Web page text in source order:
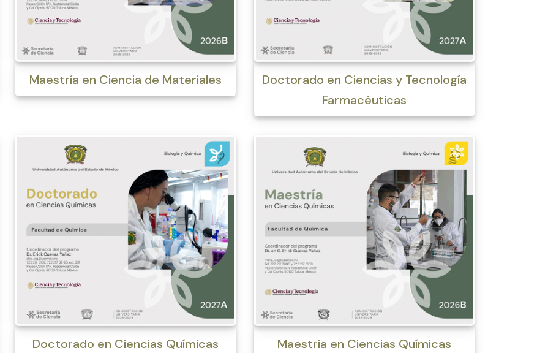
Maestría en Ciencia de Materiales
Doctorado en Ciencias y Tecnología
Farmacéuticas
Doctorado en Ciencias Químicas Maestría en Ciencias Químicas